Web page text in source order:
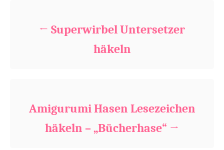
Superwirbel Untersetzer
häkeln
Amigurumi Hasen Lesezeichen
häkeln – „Bücherhase“